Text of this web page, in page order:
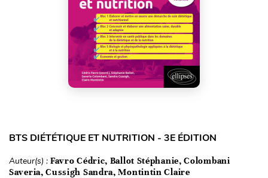
BTS DIÉTÉTIQUE ET NUTRITION - 3E ÉDITION
Auteur(s) : Favro Cédric, Ballot Stéphanie, Colombani
Saveria, Cussigh Sandra, Montintin Claire